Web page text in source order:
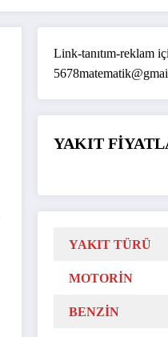
Link-tanıtım-reklam
YAKIT
YAKIT TÜRÜ
MOTORİN
BENZİN